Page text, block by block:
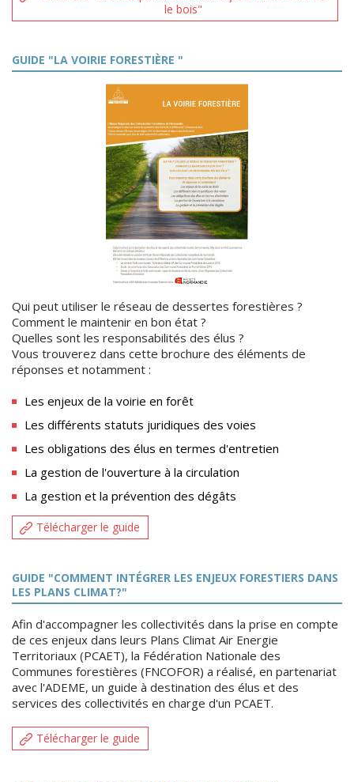
le bois"
GUIDE "LA VOIRIE FORESTIÈRE "
Qui peut utiliser le réseau de dessertes forestières ?
Comment le maintenir en bon état ?
Quelles sont les responsabilités des élus ?
Vous trouverez dans cette brochure des éléments de
réponses et notamment :
Les enjeux de la voirie en forêt
Les différents statuts juridiques des voies
Les obligations des élus en termes d'entretien
La gestion de l'ouverture à la circulation
La gestion et la prévention des dégâts
Télécharger le guide
GUIDE "COMMENT INTÉGRER LES ENJEUX FORESTIERS DANS
LES PLANS CLIMAT?"
Afin d'accompagner les collectivités dans la prise en compte
de ces enjeux dans leurs Plans Climat Air Energie
Territoriaux (PCAET), la Fédération Nationale des
Communes forestières (FNCOFOR) a réalisé, en partenariat
avec l'ADEME, un guide à destination des élus et des
services des collectivités en charge d'un PCAET.
Télécharger le guide